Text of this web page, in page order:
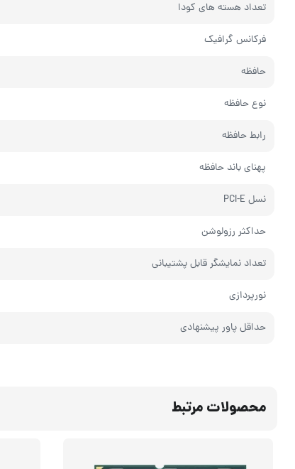
تعداد هسته های کودا
فرکانس گرافیک
حافظه
نوع حافظه
رابط حافظه
پهنای باند حافظه
نسل PCI-E
حداکثر رزولوشن
تعداد نمایشگر قابل پشتیبانی
نورپردازی
حداقل پاور پیشنهادی
محصولات مرتبط